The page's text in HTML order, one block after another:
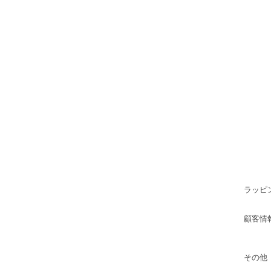
ラッピ
顧客情
その他